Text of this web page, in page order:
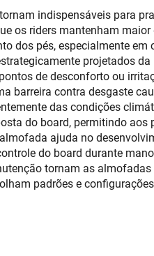
indispensáveis para
os riders mantenham
dos pés, especialmente
projetados
de desconforto ou
barreira contra desgaste
das condições
do board, permitindo aos
ajuda no
do board durante
tornam as
padrões e